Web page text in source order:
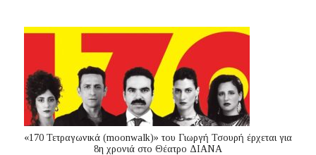
«170 Τετραγωνικά (moonwalk)» του Γιωργή Τσουρή έρχεται για
8η χρονιά στο Θέατρο ΔΙΑΝΑ